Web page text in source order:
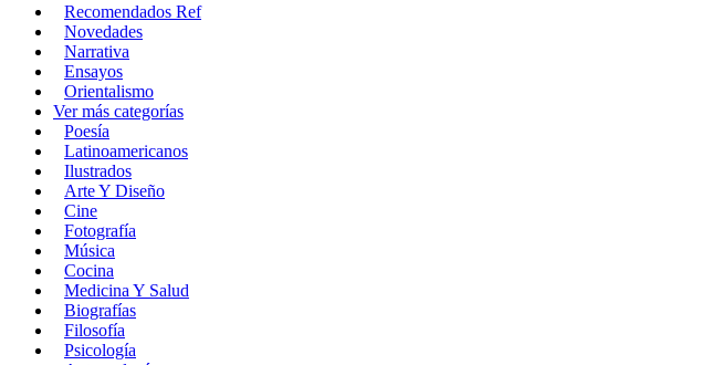
Recomendados Ref
Novedades
Narrativa
Ensayos
Orientalismo
Ver más categorías
Poesía
Latinoamericanos
Ilustrados
Arte Y Diseño
Cine
Fotografía
Música
Cocina
Medicina Y Salud
Biografías
Filosofía
Psicología